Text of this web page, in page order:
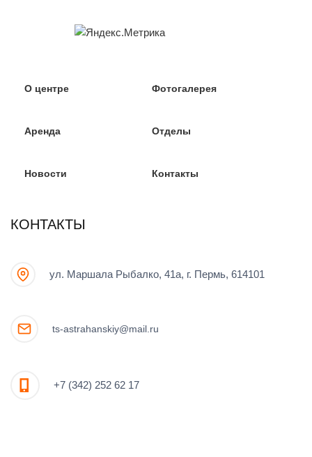
О центре Фотогалерея
Аренда Отделы
Новости Контакты
КОНТАКТЫ
ул. Маршала Рыбалко, 41а, г. Пермь, 614101
ts-astrahanskiy@mail.ru
+7 (342) 252 62 17